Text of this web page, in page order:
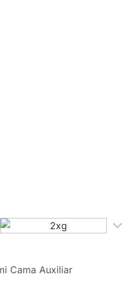
Cama Auxiliar